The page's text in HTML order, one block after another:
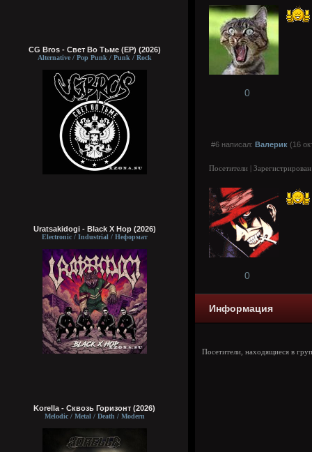
CG Bros - Свет Во Тьме (EP) (2026)
Alternative / Pop Punk / Punk / Rock
Uratsakidogi - Black X Hop (2026)
Electronic / Industrial / Неформат
Korella - Сквозь Горизонт (2026)
Melodic / Metal / Death / Modern
0
#6 написал: Валерик (16
Посетители |
0
Информация
Посетители, находящиеся в